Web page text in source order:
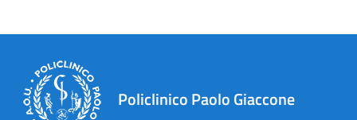
Policlinico Paolo Giaccone